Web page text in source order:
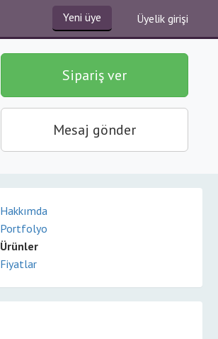
Yeni üye Üyelik girişi
Sipariş ver
Mesaj gönder
Hakkımda
Portfolyo
Ürünler
Fiyatlar